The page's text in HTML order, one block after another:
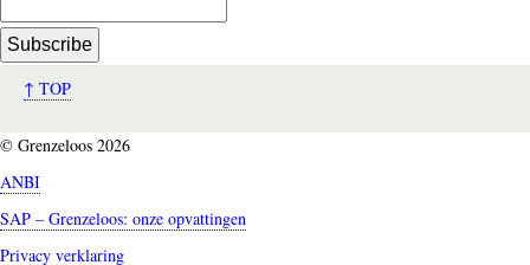
↑ TOP
© Grenzeloos 2026
ANBI
SAP – Grenzeloos: onze opvattingen
Privacy verklaring